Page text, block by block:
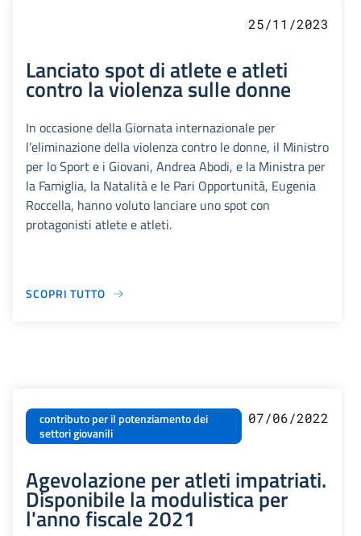
25/11/2023
Lanciato spot di atlete e atleti
contro la violenza sulle donne
In occasione della Giornata internazionale per
l’eliminazione della violenza contro le donne, il Ministro
per lo Sport e i Giovani, Andrea Abodi, e la Ministra per
la Famiglia, la Natalità e le Pari Opportunità, Eugenia
Roccella, hanno voluto lanciare uno spot con
protagonisti atlete e atleti.
SCOPRI TUTTO
contributo per il potenziamento dei
settori giovanili
07/06/2022
Agevolazione per atleti impatriati.
Disponibile la modulistica per
l'anno fiscale 2021